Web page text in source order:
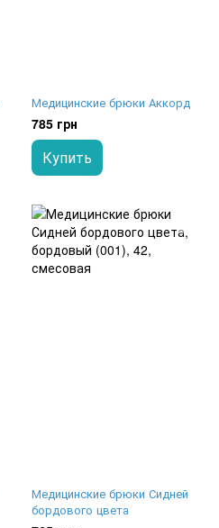
Медицинские брюки Аккорд
785 грн
Купить
Медицинские брюки Сидней
бордового цвета